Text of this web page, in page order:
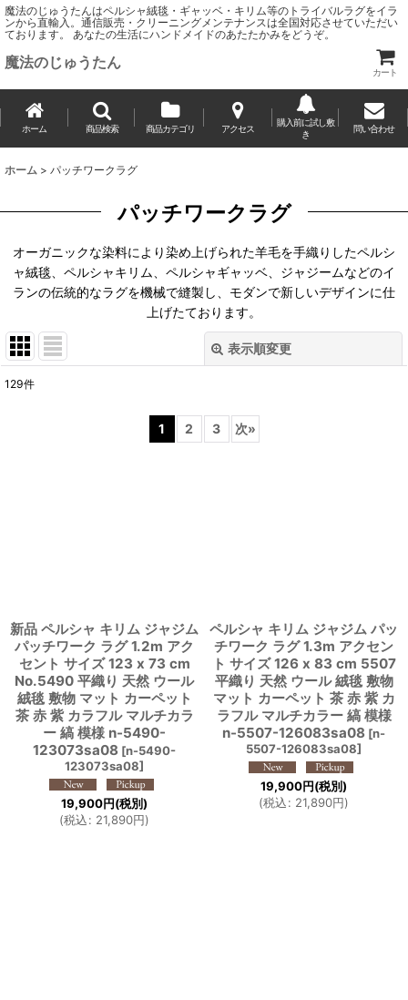
魔法のじゅうたんはペルシャ絨毯・ギャッベ・キリム等のトライバルラグをイラ
ンから直輸入。通信販売・クリーニングメンテナンスは全国対応させていただい
ております。 あなたの生活にハンドメイドのあたたかみをどうぞ。
魔法のじゅうたん
カート
ホーム 商品検索 商品カテゴリ アクセス
購入前に試し敷
き
問い合わせ
ホーム > パッチワークラグ
パッチワークラグ
オーガニックな染料により染め上げられた羊毛を手織りしたペルシ
ャ絨毯、ペルシャキリム、ペルシャギャッベ、ジャジームなどのイ
ランの伝統的なラグを機械で縫製し、モダンで新しいデザインに仕
上げたております。
表示順変更
129件
1 2 3 次»
新品 ペルシャ キリム ジャジム
パッチワーク ラグ 1.2m アク
セント サイズ 123 x 73 cm
No.5490 平織り 天然 ウール
絨毯 敷物 マット カーペット
茶 赤 紫 カラフル マルチカラ
ー 縞 模様 n-5490-
123073sa08 [n-5490-
123073sa08]
19,900円(税別)
(税込: 21,890円)
ペルシャ キリム ジャジム パッ
チワーク ラグ 1.3m アクセン
ト サイズ 126 x 83 cm 5507
平織り 天然 ウール 絨毯 敷物
マット カーペット 茶 赤 紫 カ
ラフル マルチカラー 縞 模様
n-5507-126083sa08 [n-
5507-126083sa08]
19,900円(税別)
(税込: 21,890円)